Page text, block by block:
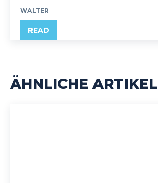
WALTER
READ
ÄHNLICHE ARTIKEL